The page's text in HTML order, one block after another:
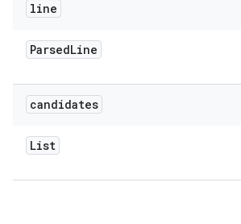
line
ParsedLine
candidates
List